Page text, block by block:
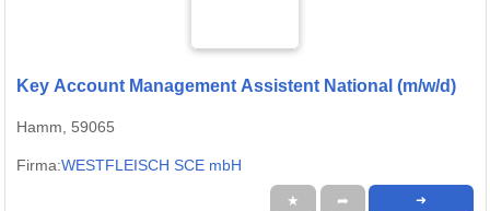
Key Account Management Assistent National (m/w/d)
Hamm, 59065
Firma:WESTFLEISCH SCE mbH
★ ➦ ➜